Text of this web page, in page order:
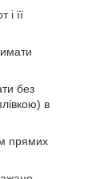
і її
без
в
прямих